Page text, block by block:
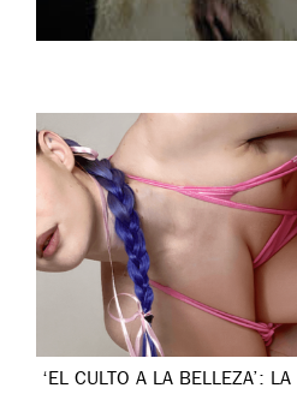
‘EL CULTO A LA BELLEZA’: